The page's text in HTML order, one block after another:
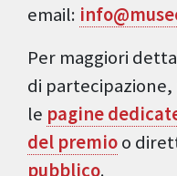
email:
Per maggiori
di
le pagine
del premioo
pubblico.